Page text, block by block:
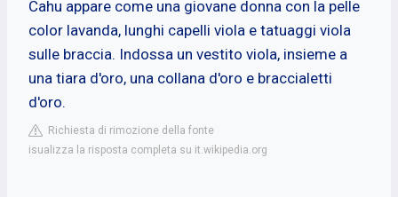
Cahu appare come una giovane donna con la pelle
color lavanda, lunghi capelli viola e tatuaggi viola
sulle braccia. Indossa un vestito viola, insieme a
una tiara d'oro, una collana d'oro e braccialetti
d'oro.
Richiesta di rimozione della fonte
isualizza la risposta completa su it.wikipedia.org